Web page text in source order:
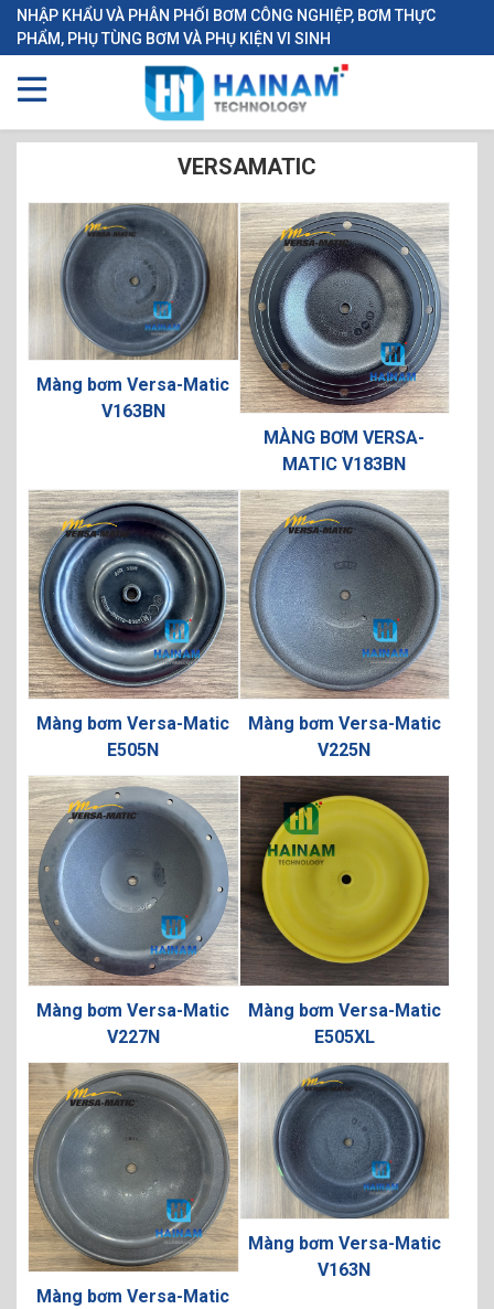
NHẬP KHẨU VÀ PHÂN PHỐI BƠM CÔNG NGHIỆP, BƠM THỰC
PHẨM, PHỤ TÙNG BƠM VÀ PHỤ KIỆN VI SINH
VERSAMATIC
Màng bơm Versa-Matic
V163BN
MÀNG BƠM VERSA-
MATIC V183BN
Màng bơm Versa-Matic
E505N
Màng bơm Versa-Matic
V225N
Màng bơm Versa-Matic
V227N
Màng bơm Versa-Matic
E505XL
Màng bơm Versa-Matic
Màng bơm Versa-Matic
V163N